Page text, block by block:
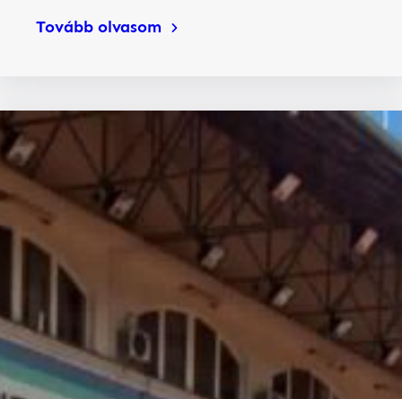
Tovább olvasom